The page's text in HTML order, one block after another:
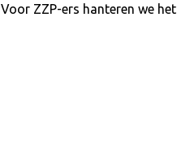
ZZP-ers hanteren we het